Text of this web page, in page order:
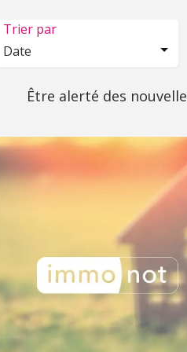
Trier par
Date
Être alerté des